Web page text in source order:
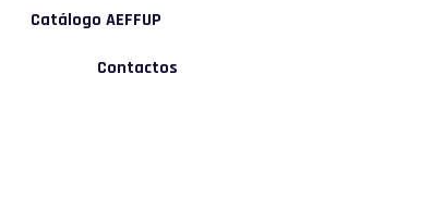
Catálogo AEFFUP
Contactos